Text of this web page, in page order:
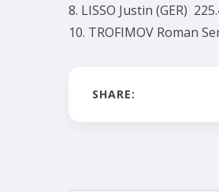
8. LISSO Justin (GER)
10. TROFIMOV Roman
SHARE: